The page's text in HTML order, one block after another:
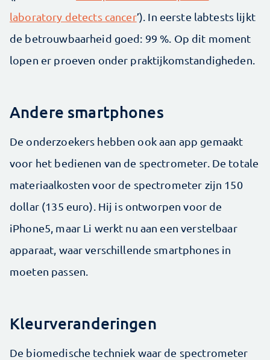
laboratory detects cancer’). In eerste labtests lijkt
de betrouwbaarheid goed: 99 %. Op dit moment
lopen er proeven onder praktijkomstandigheden.
Andere smartphones
De onderzoekers hebben ook aan app gemaakt
voor het bedienen van de spectrometer. De totale
materiaalkosten voor de spectrometer zijn 150
dollar (135 euro). Hij is ontworpen voor de
iPhone5, maar Li werkt nu aan een verstelbaar
apparaat, waar verschillende smartphones in
moeten passen.
Kleurveranderingen
De biomedische techniek waar de spectrometer